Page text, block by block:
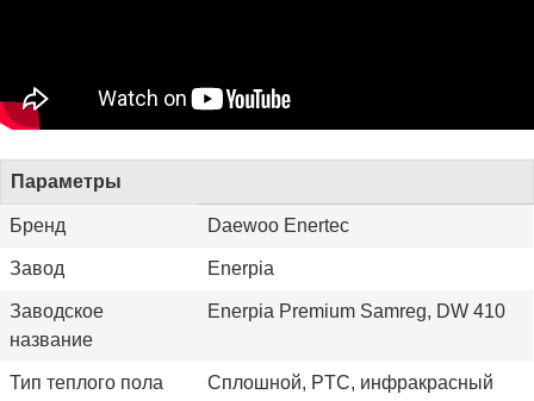
Параметры
Бренд Daewoo Enertec
Завод Enerpia
Заводское
название
Enerpia Premium Samreg, DW 410
Тип теплого пола Сплошной, PTC, инфракрасный